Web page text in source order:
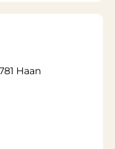
Haan